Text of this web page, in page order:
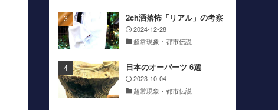
2ch洒落怖「リアル」の考察
2024-12-28
超常現象・都市伝説
日本のオーパーツ 6選
2023-10-04
超常現象・都市伝説